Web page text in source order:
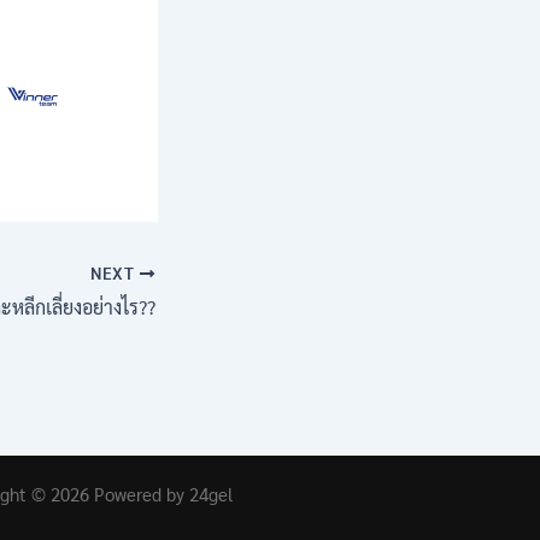
NEXT
ลีกเลี่ยงอย่างไร??
© 2026 Powered by 24gel